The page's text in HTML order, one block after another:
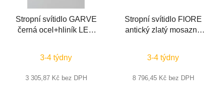
Stropní svítidlo GARVE
černá ocel+hliník LED
3-4 týdny
3 305,87 Kč bez DPH
Stropní svítidlo FIORE
antický zlatý mosazný
stmívatelné - NOVA
3-4 týdny
8 796,45 Kč bez DPH